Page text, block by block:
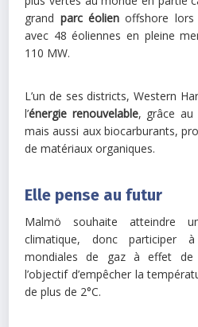
grand parc éolien offshore
avec 48 éoliennes en pleine
110 MW.
L’un de ses districts, Western
l’énergie renouvelable, grâce au
mais aussi aux biocarburants,
de matériaux organiques.
Elle pense au futur
Malmö souhaite atteindre
climatique, donc participer
mondiales de gaz à effet de
l’objectif d’empêcher la
de plus de 2°C.